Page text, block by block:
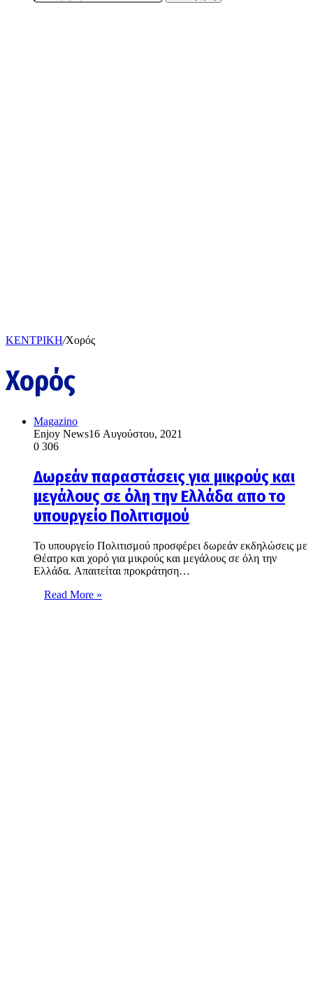
ΚΕΝΤΡΙΚΗ/Χορός
Χορός
Magazino
Enjoy News16 Αυγούστου, 2021
0 306
Δωρεάν παραστάσεις για μικρούς και
μεγάλους σε όλη την Ελλάδα απο το
υπουργείο Πολιτισμού
Το υπουργείο Πολιτισμού προσφέρει δωρεάν εκδηλώσεις με
Θέατρο και χορό για μικρούς και μεγάλους σε όλη την
Ελλάδα. Aπαιτείται προκράτηση…
Read More »